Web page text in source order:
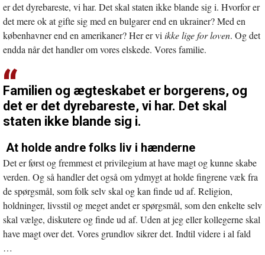
er det dyrebareste, vi har. Det skal staten ikke blande sig i. Hvorfor er
det mere ok at gifte sig med en bulgarer end en ukrainer? Med en
københavner end en amerikaner? Her er vi ikke lige for loven. Og det
endda når det handler om vores elskede. Vores familie.
Familien og ægteskabet er borgerens, og
det er det dyrebareste, vi har. Det skal
staten ikke blande sig i.
At holde andre folks liv i hænderne
Det er først og fremmest et privilegium at have magt og kunne skabe
verden. Og så handler det også om ydmygt at holde fingrene væk fra
de spørgsmål, som folk selv skal og kan finde ud af. Religion,
holdninger, livsstil og meget andet er spørgsmål, som den enkelte selv
skal vælge, diskutere og finde ud af. Uden at jeg eller kollegerne skal
have magt over det. Vores grundlov sikrer det. Indtil videre i al fald
…